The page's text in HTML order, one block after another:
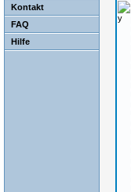
Kontakt
FAQ
Hilfe